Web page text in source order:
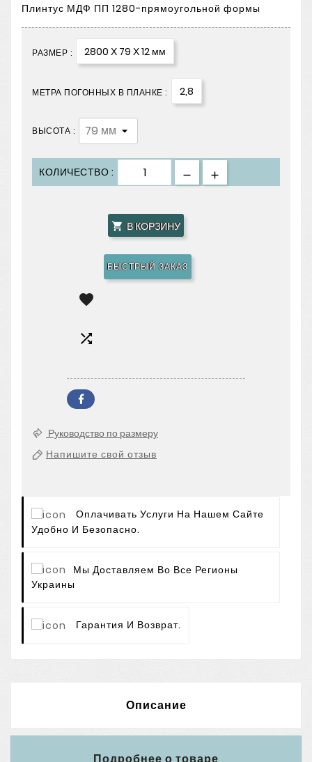
Плинтус МДФ ПП 1280-прямоугольной формы
РАЗМЕР : 2800 Х 79 Х 12 мм
МЕТРА ПОГОННЫХ В ПЛАНКЕ : 2,8
ВЫСОТА :
КОЛИЧЕСТВО :
 В КОРЗИНУ
БЫСТРЫЙ ЗАКАЗ


Руководство по размеру
Напишите свой отзыв
Оплачивать Услуги На Нашем Сайте
Удобно И Безопасно.
Мы Доставляем Во Все Регионы
Украины
Гарантия И Возврат.
Описание